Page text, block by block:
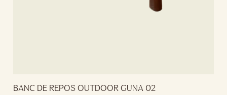
BANC DE REPOS OUTDOOR GUNA 02